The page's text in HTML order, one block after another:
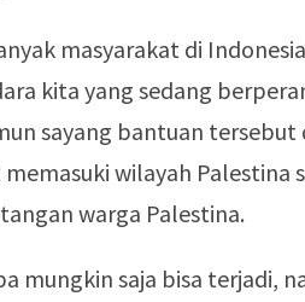
masyarakat di
kita yang sedang
sayang bantuan tersebut
wilayah Palestina
warga Palestina.
mungkin saja bisa terjadi,